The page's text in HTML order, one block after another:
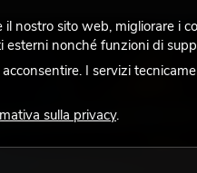
nostro sito web, migliorare i
nonché funzioni di
I servizi
sulla privacy.